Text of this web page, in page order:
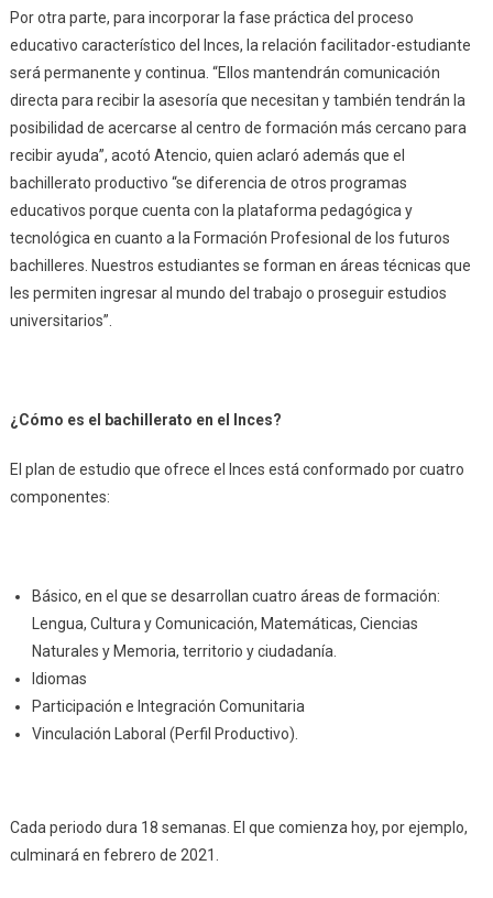
Por otra parte, para incorporar la fase práctica del proceso
educativo característico del Inces, la relación facilitador-estudiante
será permanente y continua. “Ellos mantendrán comunicación
directa para recibir la asesoría que necesitan y también tendrán la
posibilidad de acercarse al centro de formación más cercano para
recibir ayuda”, acotó Atencio, quien aclaró además que el
bachillerato productivo “se diferencia de otros programas
educativos porque cuenta con la plataforma pedagógica y
tecnológica en cuanto a la Formación Profesional de los futuros
bachilleres. Nuestros estudiantes se forman en áreas técnicas que
les permiten ingresar al mundo del trabajo o proseguir estudios
universitarios”.
¿Cómo es el bachillerato en el Inces?
El plan de estudio que ofrece el Inces está conformado por cuatro
componentes:
Básico, en el que se desarrollan cuatro áreas de formación:
Lengua, Cultura y Comunicación, Matemáticas, Ciencias
Naturales y Memoria, territorio y ciudadanía.
Idiomas
Participación e Integración Comunitaria
Vinculación Laboral (Perfil Productivo).
Cada periodo dura 18 semanas. El que comienza hoy, por ejemplo,
culminará en febrero de 2021.